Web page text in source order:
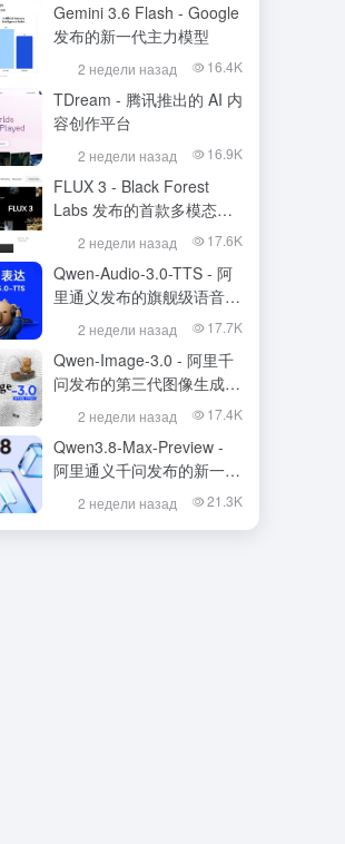
Gemini 3.6 Flash - Google
发布的新一代主力模型
2 недели назад 16.4K
TDream - 腾讯推出的 AI 内
容创作平台
2 недели назад 16.9K
FLUX 3 - Black Forest
Labs 发布的首款多模态基
础模型2 недели назад 17.6K
Qwen-Audio-3.0-TTS - 阿
里通义发布的旗舰级语音合
成大模型
2 недели назад 17.7K
Qwen-Image-3.0 - 阿里千
问发布的第三代图像生成基
础模型2 недели назад 17.4K
Qwen3.8-Max-Preview -
阿里通义千问发布的新一代
旗舰大模型
2 недели назад 21.3K